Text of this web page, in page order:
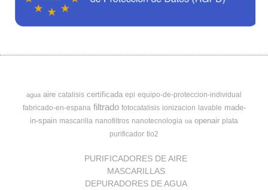
agua aire catalisis certificada epi equipo-de-proteccion-individual
fabricado-en-espana filtrado fotocatalisis ionizacion lavable made-
in-spain mascarilla nanofiltros nanotecnologia oa openair plata
purificador tio2
PURIFICADORES DE AIRE
MASCARILLAS
DEPURADORES DE AGUA